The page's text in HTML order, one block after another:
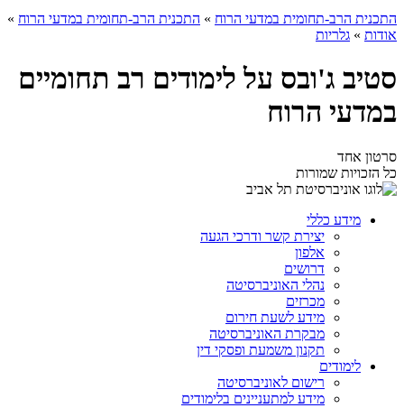
התכנית הרב-תחומית במדעי הרוח » התכנית הרב-תחומית במדעי הרוח »
אודות » גלריות
סטיב ג'ובס על לימודים רב תחומיים
במדעי הרוח
סרטון אחד
כל הזכויות שמורות
מידע כללי
יצירת קשר ודרכי הגעה
אלפון
דרושים
נהלי האוניברסיטה
מכרזים
מידע לשעת חירום
מבקרת האוניברסיטה
תקנון משמעת ופסקי דין
לימודים
רישום לאוניברסיטה
מידע למתעניינים בלימודים